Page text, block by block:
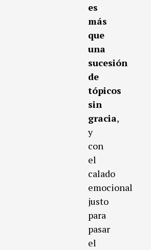
es
más
que
una
sucesión
de
tópicos
sin
gracia,
y
con
el
calado
emocional
justo
para
pasar
el